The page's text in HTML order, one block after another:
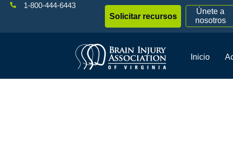
1-800-444-6443
Solicitar recursos
Únete a
nosotros
Inicio